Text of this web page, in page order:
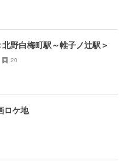
野白梅町駅～帷子ノ辻駅＞
20
ロケ地